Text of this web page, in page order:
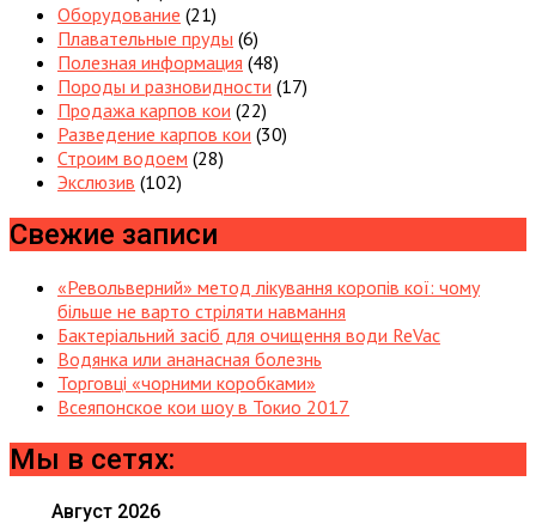
Оборудование (21)
Плавательные пруды (6)
Полезная информация (48)
Породы и разновидности (17)
Продажа карпов кои (22)
Разведение карпов кои (30)
Строим водоем (28)
Экслюзив (102)
Свежие записи
«Револьверний» метод лікування коропів кої: чому
більше не варто стріляти навмання
Бактеріальний засіб для очищення води ReVac
Водянка или ананасная болезнь
Торговці «чорними коробками»
Всеяпонское кои шоу в Токио 2017
Мы в сетях:
Август 2026